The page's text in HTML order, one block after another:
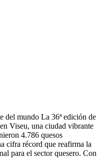
del mundo La 36ª edición de
Viseu, una ciudad vibrante
4.786 quesos
cifra récord que reafirma la
para el sector quesero. Con